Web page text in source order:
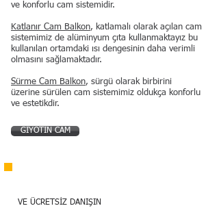
ve konforlu cam sistemidir.
Katlanır Cam Balkon, katlamalı olarak açılan cam
sistemimiz de alüminyum çıta kullanmaktayız bu
kullanılan ortamdaki ısı dengesinin daha verimli
olmasını sağlamaktadır.
Sürme Cam Balkon, sürgü olarak birbirini
üzerine sürülen cam sistemimiz oldukça konforlu
ve estetikdir.
GİYOTİN CAM
VE ÜCRETSİZ DANIŞIN